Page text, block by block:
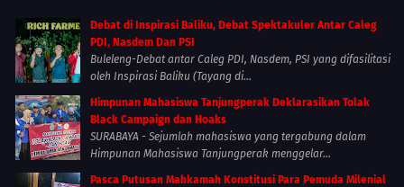
Debat di Inspirasi Baliku, Debat Spektakuler Antar Caleg
PDI, Nasdem Dan PSI
Buleleng-Debat antar Caleg PDI, Nasdem, PSI yang difasilitasi
oleh Inspirasi Baliku (Tayang di...
Himpunan Mahasiswa Tanjungperak Deklarasikan Tolak
Black Campaign dan Hoaks
SURABAYA - Sejumlah mahasiswa yang tergabung dalam
Himpunan Mahasiswa Tanjungperak menggelar...
Pasca Putusan Mahkamah Konstitusi Para Pemuda Milenial